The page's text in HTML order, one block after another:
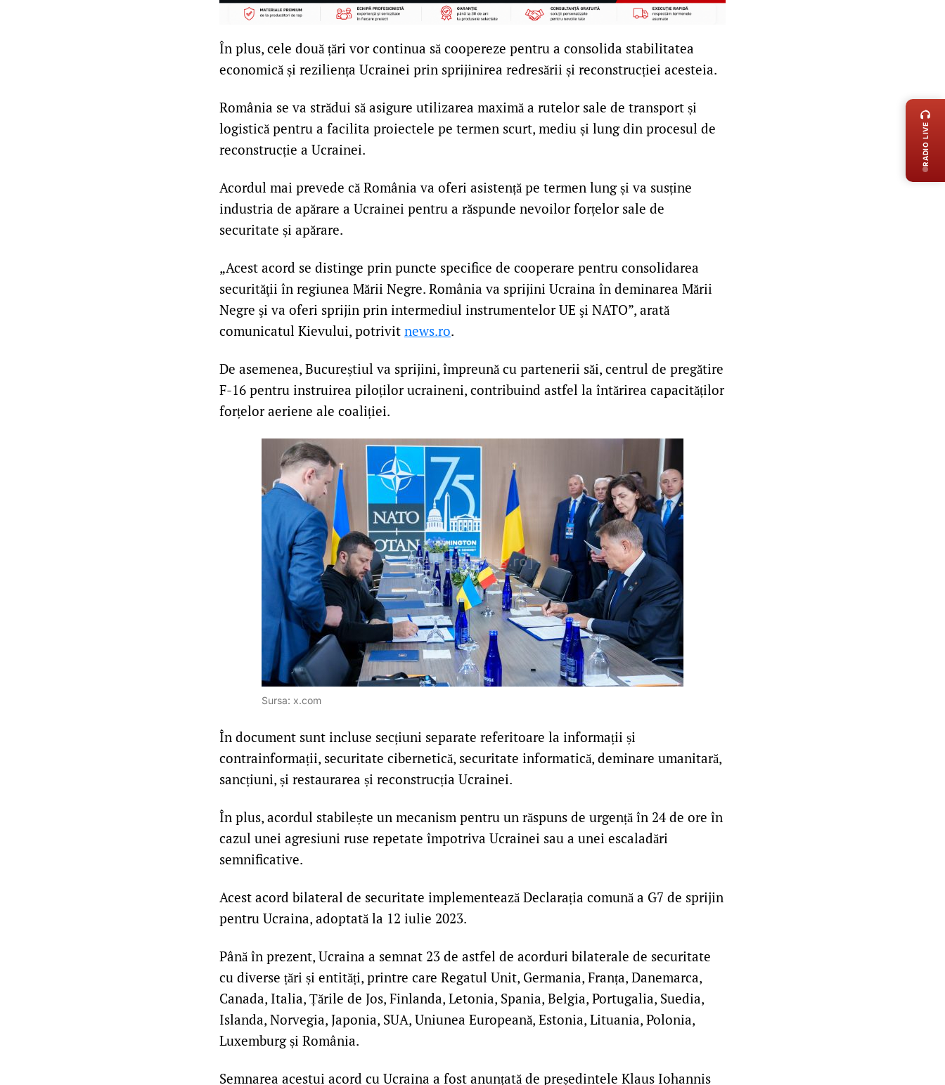
În plus, cele două țări vor continua să coopereze pentru a consolida stabilitatea
economică și reziliența Ucrainei prin sprijinirea redresării și reconstrucției acesteia.
România se va strădui să asigure utilizarea maximă a rutelor sale de transport și
logistică pentru a facilita proiectele pe termen scurt, mediu și lung din procesul de
reconstrucție a Ucrainei.
Acordul mai prevede că România va oferi asistență pe termen lung și va susține
industria de apărare a Ucrainei pentru a răspunde nevoilor forțelor sale de
securitate și apărare.
„Acest acord se distinge prin puncte specifice de cooperare pentru consolidarea
securităţii în regiunea Mării Negre. România va sprijini Ucraina în deminarea Mării
Negre şi va oferi sprijin prin intermediul instrumentelor UE şi NATO”, arată
comunicatul Kievului, potrivit news.ro.
De asemenea, Bucureștiul va sprijini, împreună cu partenerii săi, centrul de pregătire
F-16 pentru instruirea piloților ucraineni, contribuind astfel la întărirea capacităților
forțelor aeriene ale coaliției.
Sursa: x.com
În document sunt incluse secțiuni separate referitoare la informații și
contrainformații, securitate cibernetică, securitate informatică, deminare umanitară,
sancțiuni, și restaurarea și reconstrucția Ucrainei.
În plus, acordul stabilește un mecanism pentru un răspuns de urgență în 24 de ore în
cazul unei agresiuni ruse repetate împotriva Ucrainei sau a unei escaladări
semnificative.
Acest acord bilateral de securitate implementează Declarația comună a G7 de sprijin
pentru Ucraina, adoptată la 12 iulie 2023.
Până în prezent, Ucraina a semnat 23 de astfel de acorduri bilaterale de securitate
cu diverse țări și entități, printre care Regatul Unit, Germania, Franța, Danemarca,
Canada, Italia, Țările de Jos, Finlanda, Letonia, Spania, Belgia, Portugalia, Suedia,
Islanda, Norvegia, Japonia, SUA, Uniunea Europeană, Estonia, Lituania, Polonia,
Luxemburg și România.
Semnarea acestui acord cu Ucraina a fost anunțată de președintele Klaus Iohannis
RADIO LIVE